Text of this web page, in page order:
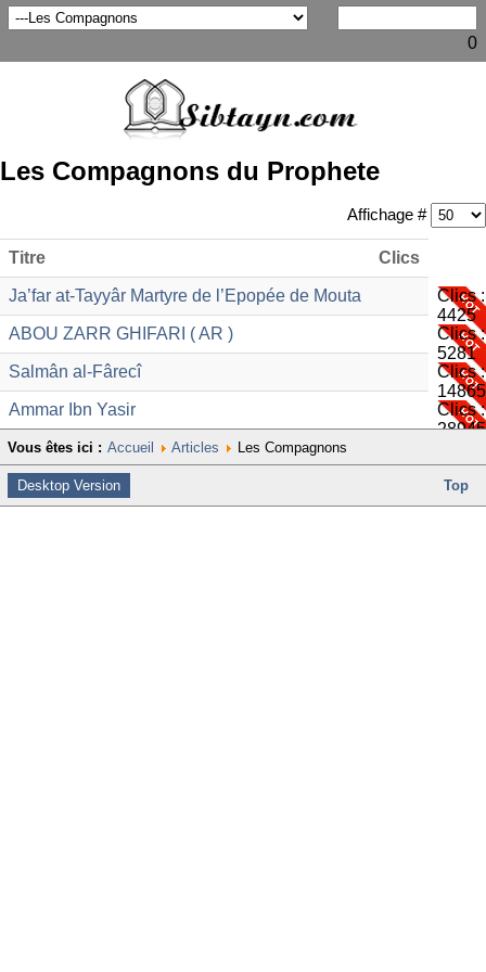
0
Les Compagnons du Prophete
Affichage #
Titre Clics
Ja’far at-Tayyâr Martyre de l’Epopée de Mouta
Clics :
4425
ABOU ZARR GHIFARI ( AR )
Clics :
5281
Salmân al-Fârecî
Clics :
14865
Ammar Ibn Yasir
Clics :
28945
Vous êtes ici : Accueil Articles Les Compagnons
Desktop Version Top